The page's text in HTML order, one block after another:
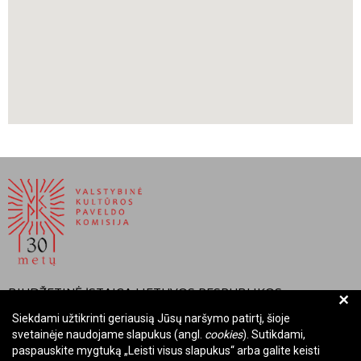
pėdsakai Kaliningrado srityje, Vilnius, Mintis, 1990
Šimėnas Valdemaras, https://www.mle.lt/straipsniai/katniavos-
piliakalnis
BIUDŽETINĖ ĮSTAIGA LIETUVOS RESPUBLIKOS
VALSTYBINĖ KULTŪROS PAVELDO KOMISIJA
Įmonės kodas: Juridinių asmenų registre 288700520
+
Siekdami užtikrinti geriausią Jūsų naršymo patirtį, šioje
svetainėje naudojame slapukus (angl. cookies). Sutikdami,
paspauskite mygtuką „Leisti visus slapukus“ arba galite keisti